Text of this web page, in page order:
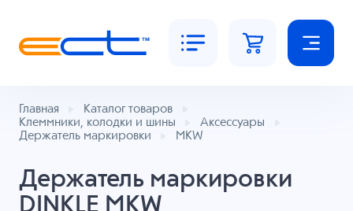
Главная
Каталог товаров
Клеммники, колодки и шины
Аксессуары
Держатель маркировки
MKW
Держатель маркировки
DINKLE MKW